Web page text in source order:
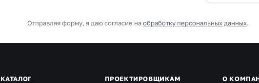
Отправляя форму, я даю согласие наобработку персональных данных.
КАТАЛОГ ПРОЕКТИРОВЩИКАМ О